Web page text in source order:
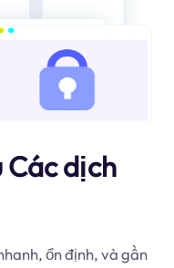
Các dịch
ổn định, và gần